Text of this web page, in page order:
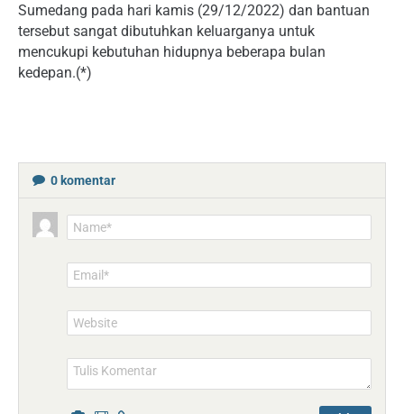
Sumedang pada hari kamis (29/12/2022) dan bantuan
tersebut sangat dibutuhkan keluarganya untuk
mencukupi kebutuhan hidupnya beberapa bulan
kedepan.(*)
0komentar
Name*
Email*
Website